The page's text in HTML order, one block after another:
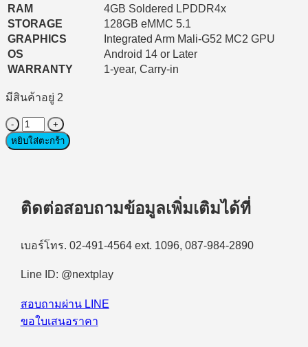
RAM
4GB Soldered LPDDR4x
STORAGE
128GB eMMC 5.1
GRAPHICS
Integrated Arm Mali-G52 MC2 GPU
OS
Android 14 or Later
WARRANTY
1-year, Carry-in
มีสินค้าอยู่ 2
จำนวน
Tablet
TB311XU
Helio
WUXGA/Android
14
Grey)
ชิ้น
หยิบใส่ตะกร้า
ติดต่อสอบถามข้อมูลเพิ่มเติมได้ที่
เบอร์โทร. 02-491-4564 ext. 1096, 087-984-2890
Line ID: @nextplay
สอบถามผ่าน LINE
ขอใบเสนอราคา